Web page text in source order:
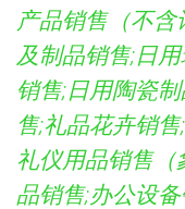
产品销售（不
及制品销售;日
销售;日用陶瓷
售;礼品花卉销
礼仪用品销售（
品销售;办公设